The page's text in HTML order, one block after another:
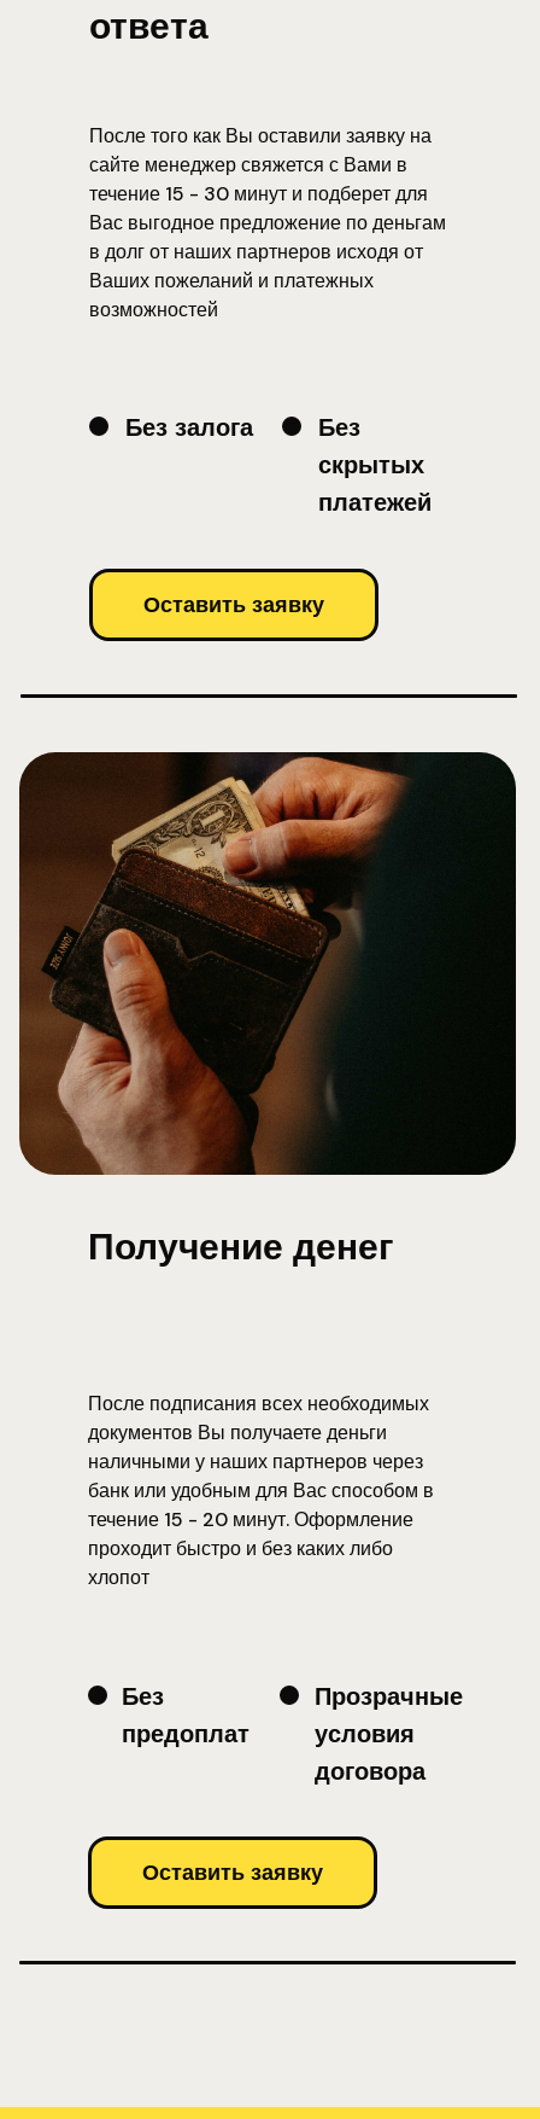
После того как Вы оставили заявку на
сайте менеджер свяжется с Вами в
течение 15 - 30 минут и подберет для
Вас выгодное предложение по деньгам
в долг от наших партнеров исходя от
Ваших пожеланий и платежных
возможностей
ответа
Оставить заявку
Без залога
Без
скрытых
платежей
После подписания всех необходимых
документов Вы получаете деньги
наличными у наших партнеров через
банк или удобным для Вас способом в
течение 15 - 20 минут. Оформление
проходит быстро и без каких либо
хлопот
Получение денег
Оставить заявку
Без
предоплат
Прозрачные
условия
договора